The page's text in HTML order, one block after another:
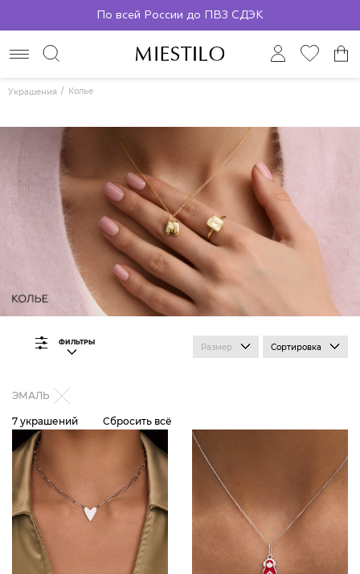
По всей России до ПВЗ СДЭК
Украшения Колье
ФИЛЬТРЫ Размер Сортировка
ЭМАЛЬ
7 украшений Сбросить всё